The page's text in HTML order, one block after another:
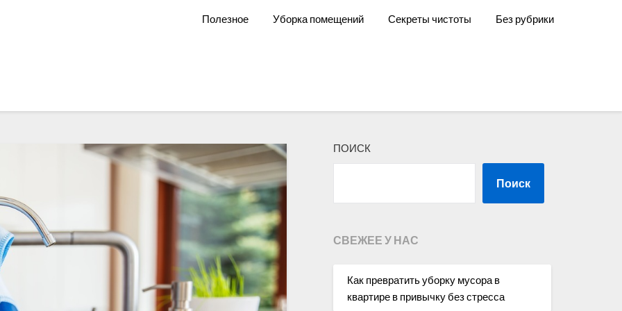
Полезное Уборка помещений Секреты чистоты Без рубрики
ПОИСК
Поиск
СВЕЖЕЕ У НАС
Как превратить уборку мусора в
квартире в привычку без стресса